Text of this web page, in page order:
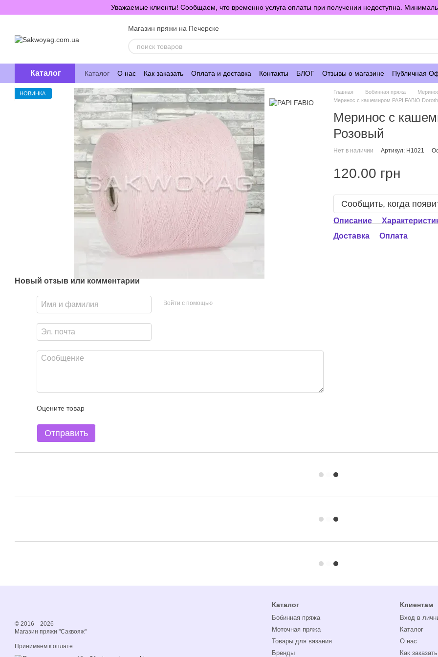
Уважаемые клиенты! Сообщаем, что временно услуга оплаты при получении недоступна.
Магазин пряжи на Печерске
Каталог Каталог О нас Как заказать Оплата и доставка Контакты БЛОГ Отзывы о магазине Публичная
НОВИНКА
Новый отзыв или комментарий
Войти с помощью
Оцените товар
Отправить
Главная Бобинная пряжа
Меринос с кашемиром PAPI FABIO
Меринос с
Розовый
Нет в наличии Артикул: H1021
120.00 грн
Сообщить, когда
Описание
Доставка
Оплата
© 2016—2026
Магазин пряжи "Саквояж"
Принимаем к оплате
Каталог
Бобинная пряжа
Моточная пряжа
Товары для вязания
Бренды
Клиентам
Вход в
Каталог
О нас
Как заказать